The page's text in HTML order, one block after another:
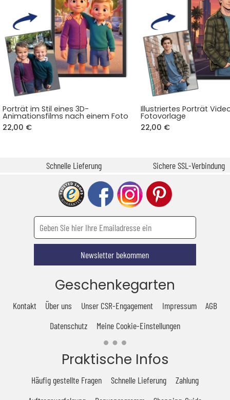
Porträt im Stil eines 3D-
Animationsfilms nach einem Foto
22,00 €
Illustriertes Porträt
Fotovorlage
22,00 €
Schnelle Lieferung Sichere SSL-Verbindung
Newsletter bekommen
Geschenkegarten
Kontakt Über uns Unser CSR-Engagement Impressum
AGB
Datenschutz
Meine Cookie-Einstellungen
Praktische Infos
Häufig gestellte Fragen Schnelle Lieferung
Zahlung